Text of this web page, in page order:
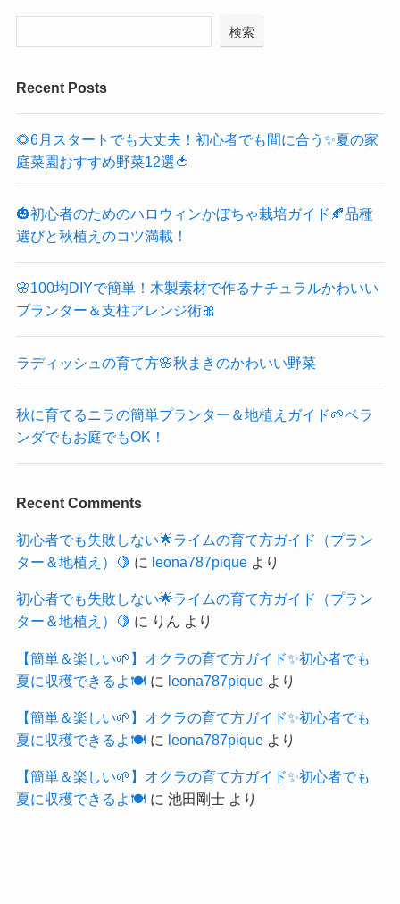
検索
Recent Posts
🌻6月スタートでも大丈夫！初心者でも間に合う✨夏の家
庭菜園おすすめ野菜12選🍅
🎃初心者のためのハロウィンかぼちゃ栽培ガイド🍂品種
選びと秋植えのコツ満載！
🌸100均DIYで簡単！木製素材で作るナチュラルかわいい
プランター＆支柱アレンジ術🎀
ラディッシュの育て方🌸秋まきのかわいい野菜
秋に育てるニラの簡単プランター＆地植えガイド🌱ベラ
ンダでもお庭でもOK！
Recent Comments
初心者でも失敗しない🌟ライムの育て方ガイド（プラン
ター＆地植え）🍋 に leona787piqueより
初心者でも失敗しない🌟ライムの育て方ガイド（プラン
ター＆地植え）🍋 に りん より
【簡単＆楽しい🌱】オクラの育て方ガイド✨初心者でも
夏に収穫できるよ🍽️ に leona787piqueより
【簡単＆楽しい🌱】オクラの育て方ガイド✨初心者でも
夏に収穫できるよ🍽️ に leona787piqueより
【簡単＆楽しい🌱】オクラの育て方ガイド✨初心者でも
夏に収穫できるよ🍽️ に 池田剛士より